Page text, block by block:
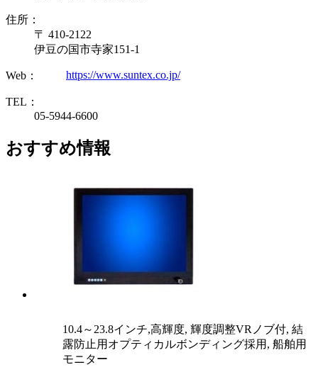
住所：
〒 410-2122
伊豆の国市寺家151-1
Web： https://www.suntex.co.jp/
TEL：
05-5944-6600
おすすめ情報
10.4～23.8インチ,高輝度, 輝度調整VRノブ付, 結
露防止用オプティカルボンディング採用, 船舶用
モニター